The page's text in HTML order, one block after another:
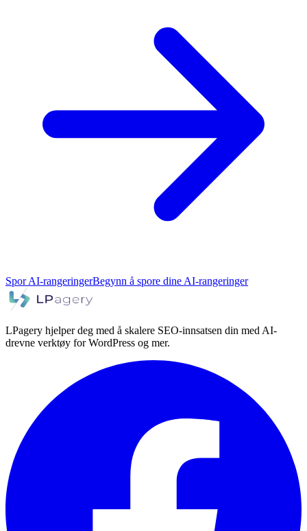
Spor AI-rangeringerBegynn å spore dine AI-rangeringer
LPagery hjelper deg med å skalere SEO-innsatsen din med AI-
drevne verktøy for WordPress og mer.